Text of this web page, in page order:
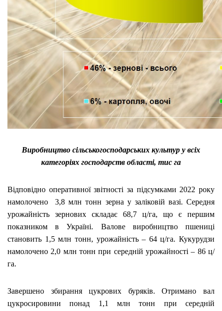
Виробництво сільськогосподарських культур у всіх
категоріях господарств області, тис га
Відповідно оперативної звітності за підсумками 2022 року
намолочено 3,8 млн тонн зерна у заліковій вазі. Середня
урожайність зернових складає 68,7 ц/га, що є першим
показником в Україні. Валове виробництво пшениці
становить 1,5 млн тонн, урожайність – 64 ц/га. Кукурудзи
намолочено 2,0 млн тонн при середній урожайності – 86 ц/
га.
Завершено збирання цукрових буряків. Отримано вал
цукросировини понад 1,1 млн тонн при середній